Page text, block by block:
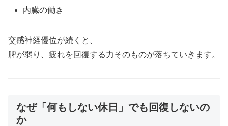
内臓の働き
交感神経優位が続くと、
脾が弱り、疲れを回復する力そのものが落ちていきます。
なぜ「何もしない休日」でも回復しないの
か